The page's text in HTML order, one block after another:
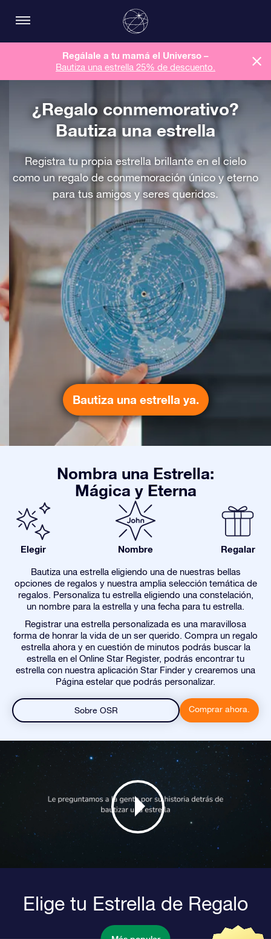
Regálale a tu mamá el Universo –
Bautiza una estrella 25% de descuento.
¿Regalo conmemorativo?
Bautiza una estrella
Registra tu propia estrella brillante en el cielo
como un regalo de conmemoración único y eterno
para tus amigos y seres queridos.
Bautiza una estrella ya.
Nombra una Estrella:
Mágica y Eterna
Elegir Nombre Regalar
Bautiza una estrella eligiendo una de nuestras bellas
opciones de regalos y nuestra amplia selección temática de
regalos. Personaliza tu estrella eligiendo una constelación,
un nombre para la estrella y una fecha para tu estrella.
Registrar una estrella personalizada es una maravillosa
forma de honrar la vida de un ser querido. Compra un regalo
estrella ahora y en cuestión de minutos podrás buscar la
estrella en el Online Star Register, podrás encontrar tu
estrella con nuestra aplicación Star Finder y crearemos una
Página estelar que podrás personalizar.
Sobre OSR Comprar ahora.
Elige tu Estrella de Regalo